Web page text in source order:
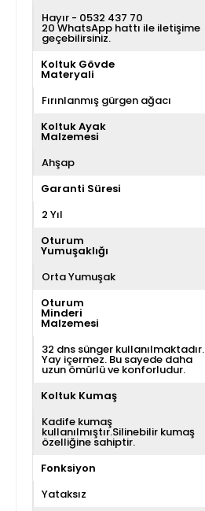
Hayır - 0532 437 70
20 WhatsApp hattı ile iletişime
geçebilirsiniz.
Koltuk Gövde
Materyali
Fırınlanmış gürgen ağacı
Koltuk Ayak
Malzemesi
Ahşap
Garanti Süresi
2 Yıl
Oturum
Yumuşaklığı
Orta Yumuşak
Oturum
Minderi
Malzemesi
32 dns sünger kullanılmaktadır.
Yay içermez. Bu sayede daha
uzun ömürlü ve konforludur.
Koltuk Kumaş
Kadife kumaş
kullanılmıştır.Silinebilir kumaş
özelliğine sahiptir.
Fonksiyon
Yataksız